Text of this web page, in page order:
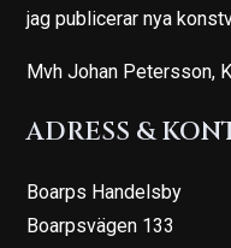
jag publicerar nya
Mvh Johan Petersson,
ADRESS &
Boarps Handelsby
Boarpsvägen 133